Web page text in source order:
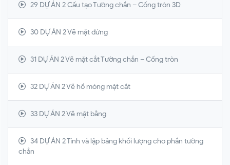
29 DỰ ÁN 2 Cấu tạo Tường chắn – Cống tròn 3D
30 DỰ ÁN 2 Vẽ mặt đứng
31 DỰ ÁN 2 Vẽ mặt cắt Tường chắn – Cống tròn
32 DỰ ÁN 2 Vẽ hố móng mặt cắt
33 DỰ ÁN 2 Vẽ mặt bằng
34 DỰ ÁN 2 Tính và lập bảng khối lượng cho phần tường
chắn